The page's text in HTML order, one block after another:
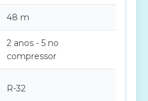
48 m
2 anos - 5 no
compressor
R-32